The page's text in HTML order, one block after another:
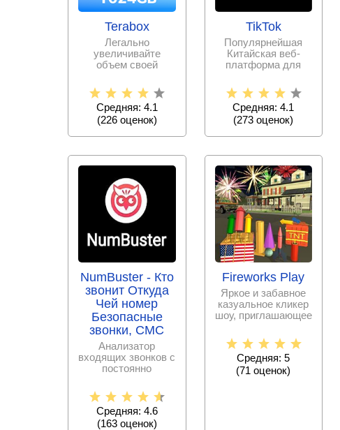
Terabox
Легально
увеличивайте
объем своей
всю необходимую
информацию и
Средняя: 4.1
(226оценок)
TikTok
Популярнейшая
Китайская веб-
платформа для
публикации
коротких
видеороликов
Средняя: 4.1
(273 оценок)
NumBuster - Кто
звонит Откуда
Чей номер
Безопасные
звонки, СМС
Анализатор
входящих звонков с
постоянно
спам – номеров,
Средняя: 4.6
(163оценок)
Fireworks Play
Яркое и забавное
казуальное кликер
шоу, приглашающее
команды по
Средняя: 5
(71 оценок)